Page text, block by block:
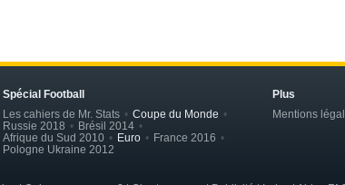
Spécial Football
Les cahiers de Mr. Stats
Coupe du Monde
Russie 2018
Brésil 2014
Afrique du Sud 2010
Euro
France 2016
Pologne Ukraine 2012
Plus
Mentions